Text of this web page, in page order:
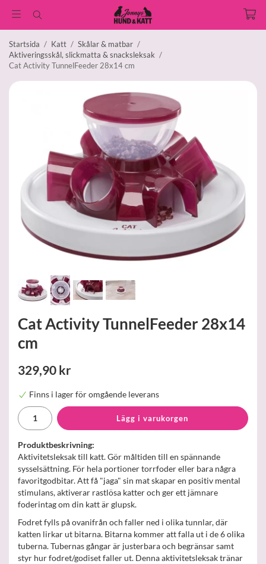
Startsida / Katt / Skålar & matbar /
Aktiveringsskål, slickmatta & snacksleksak /
Cat Activity TunnelFeeder 28x14 cm
Cat Activity TunnelFeeder 28x14
cm
329,90 kr
Finns i lager för omgående leverans
Lägg i varukorgen
Produktbeskrivning:
Aktivitetsleksak till katt. Gör måltiden till en spännande
sysselsättning. För hela portioner torrfoder eller bara några
favoritgodbitar. Att få "jaga" sin mat skapar en positiv mental
stimulans, aktiverar rastlösa katter och ger ett jämnare
foderintag om din katt är glupsk.
Fodret fylls på ovanifrån och faller ned i olika tunnlar, där
katten lirkar ut bitarna. Bitarna kommer att falla ut i de 6 olika
tuberna. Tubernas gångar är justerbara och begränsar samt
styr hur fodret/godiset faller ut. Denna aktivitetsleksak tränar